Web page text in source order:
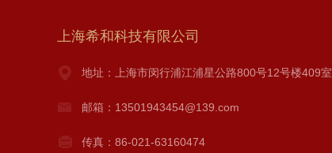
上海希和科技有限公司
地址：上海市闵行浦江浦星公路800号12号楼409室
邮箱：13501943454@139.com
传真：86-021-63160474